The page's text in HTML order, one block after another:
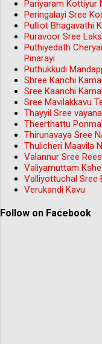
Pariyaram Kottiyur
Peringalayi Sree
Pulliot Bhagavathi
Puravoor Sree
Puthiyedath
Pinarayi
Puthukkudi
Shree Kanchi
Sree Kaanchi
Sree Mavilakkavu
Thayyil Sree
Theerthattu
Thirunavaya Sree
Thulicheri Maavila
Valannur Sree
Valiyamuttam
Valliyottuchal Sree
Verukandi Kavu
Follow on Facebook